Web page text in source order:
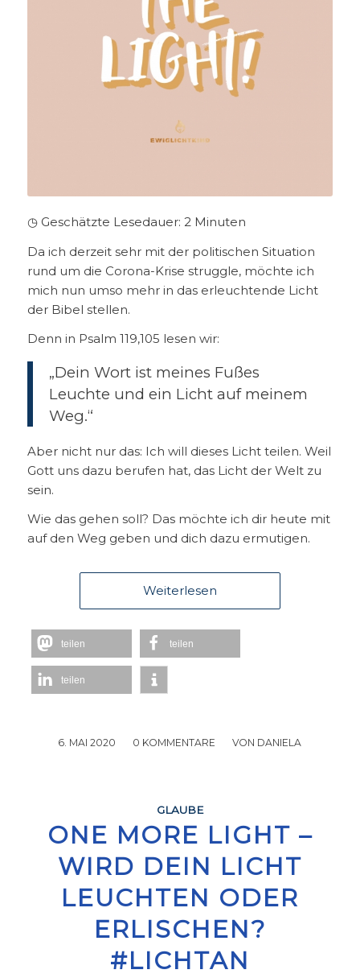
◷ Geschätzte Lesedauer: 2 Minuten
Da ich derzeit sehr mit der politischen Situation
rund um die Corona-Krise struggle, möchte ich
mich nun umso mehr in das erleuchtende Licht
der Bibel stellen.
Denn in Psalm 119,105 lesen wir:
„Dein Wort ist meines Fußes
Leuchte und ein Licht auf meinem
Weg.“
Aber nicht nur das: Ich will dieses Licht teilen. Weil
Gott uns dazu berufen hat, das Licht der Welt zu
sein.
Wie das gehen soll? Das möchte ich dir heute mit
auf den Weg geben und dich dazu ermutigen.
Weiterlesen
teilen teilen
teilen
6. MAI 2020
/ 0 KOMMENTARE
/ VON DANIELA
GLAUBE
ONE MORE LIGHT –
WIRD DEIN LICHT
LEUCHTEN ODER
ERLISCHEN?
#LICHTAN